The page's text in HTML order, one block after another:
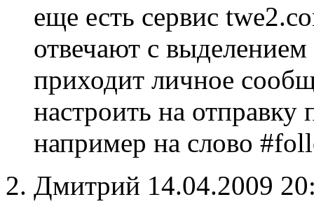
еще есть сервис
отвечают с
приходит личное
настроить на
например на слово
Дмитрий 14.04.2009